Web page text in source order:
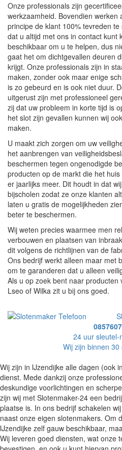
Onze professionals zijn
werkzaamheid. Bovendien werken
principe de klant 100% tevreden
dat u altijd met ons in contact kunt
beschikbaar om u te helpen, dus
gaat het om dichtgevallen deuren
krijgt. Onze professionals zijn in
maken, zonder ook maar enige
is zo gebeurd en is ook niet duur.
uitgerust zijn met professioneel
zij dat uw probleem in korte tijd is
het slot zijn gevallen kunnen wij
maken.
U maakt zich zorgen om uw
het aanbrengen van
beschermen tegen ongenodigde
producten op de markt die het
er jaarlijks meer. Dit houdt in dat
bijscholen zodat ze onze klanten
laten u gratis de mogelijkheden
beter te beschermen.
Wij weten precies waarmee men
verbouwen en plaatsen van
dit volgens de richtlijnen van de
Ons bedrijf werkt alleen maar met
om te garanderen dat u alleen
Als u op zoek bent naar producten
Lseo of Wilka zit u bij ons goed.
24 uur sleutel-
Wij zijn binnen
Wij zijn in IJzendijke alle dagen (ook
dienst. Mede dankzij onze
deskundige voorlichtingen en
zijn wij met Slotenmaker-24 een
plaatse is. In ons bedrijf schakelen
naast onze eigen slotenmakers. Om
IJzendijke zelf gauw beschikbaar,
Wij leveren goed diensten, wat onze